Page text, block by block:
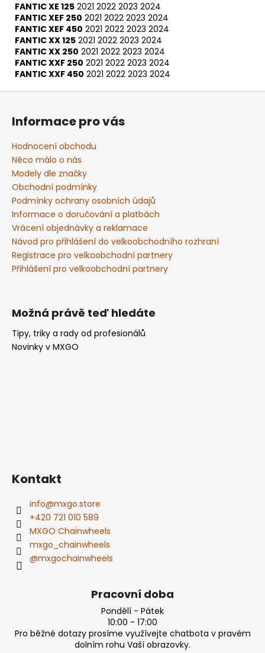
FANTIC XE 125 2021 2022 2023 2024
FANTIC XEF 250 2021 2022 2023 2024
FANTIC XEF 450 2021 2022 2023 2024
FANTIC XX 125 2021 2022 2023 2024
FANTIC XX 250 2021 2022 2023 2024
FANTIC XXF 250 2021 2022 2023 2024
FANTIC XXF 450 2021 2022 2023 2024
Informace pro vás
Hodnocení obchodu
Něco málo o nás
Modely dle značky
Obchodní podmínky
Podmínky ochrany osobních údajů
Informace o doručování a platbách
Vrácení objednávky a reklamace
Návod pro přihlášení do velkoobchodního rozhraní
Registrace pro velkoobchodní partnery
Přihlášení pro velkoobchodní partnery
Možná právě teď hledáte
Tipy, triky a rady od profesionálů
Novinky v MXGO
Kontakt
info@mxgo.store
+420 721 010 589
MXGO Chainwheels
mxgo_chainwheels
@mxgochainwheels
Pracovní doba
Pondělí - Pátek
10:00 - 17:00
Pro běžné dotazy prosíme využívejte chatbota v pravém
dolním rohu Vaší obrazovky.